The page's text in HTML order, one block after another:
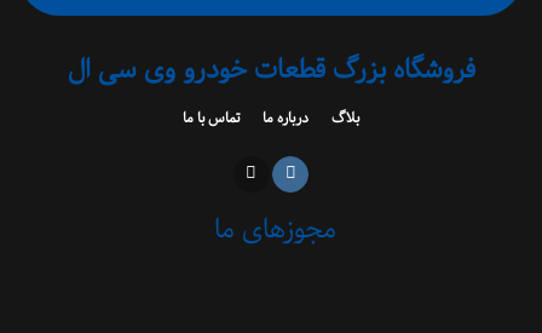
فروشگاه بزرگ قطعات خودرو وی سی ال
درباره ما تماس با ما
مجوزهای ما